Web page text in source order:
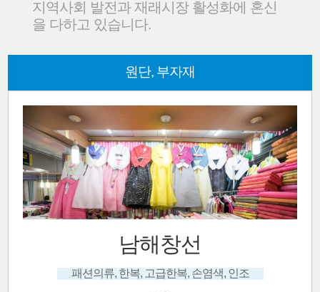
지역사회 발전과 재래시장 활성화에 혼신
을 다하고 있습니다.
원단, 부자재
남해창선
패션의류, 한복, 고급한복, 손염색, 인조